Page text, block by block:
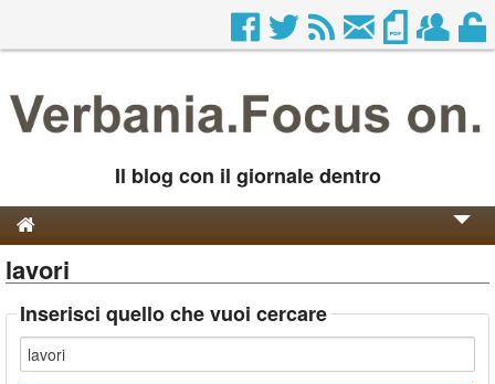
Il blog con il giornale dentro
Genesi e Storia
Contatti
lavori
Inserisci quello che vuoi cercare